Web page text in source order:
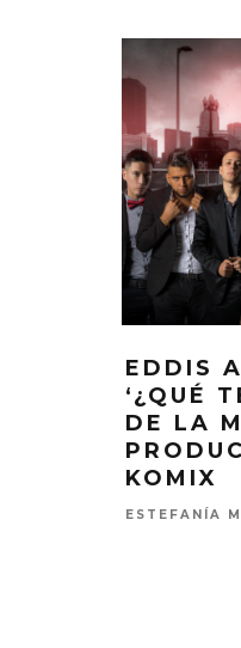
EDDIS
‘¿QUÉ
DE LA
KOMIX
ESTEFANÍA